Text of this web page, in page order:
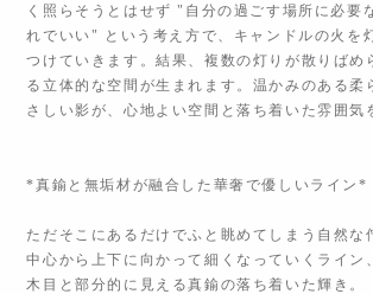
く照らそうとはせず "自分の過ごす場所に必要
れでいい" という考え方で、キャンドルの火を
つけていきます。結果、複数の灯りが散りばめ
る立体的な空間が生まれます。温かみのある柔
さしい影が、心地よい空間と落ち着いた雰囲気
*真鍮と無垢材が融合した華奢で優しいライン*
ただそこにあるだけでふと眺めてしまう自然な
中心から上下に向かって細くなっていくライン
木目と部分的に見える真鍮の落ち着いた輝き。